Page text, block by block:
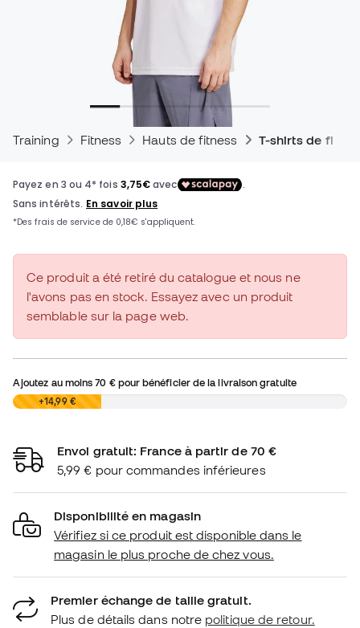
Training Fitness Hauts de fitness T-shirts de
Ce produit a été retiré du catalogue et nous ne
l'avons pas en stock. Essayez avec un produit
semblable sur la page web.
Ajoutez au moins70 €pour bénéficier de la livraison gratuite
0,00 €+14,99 €
Envoi gratuit: France à partir de 70 €
5,99 € pour commandes inférieures
Disponibilité en magasin
Vérifiez si ce produit est disponible dans le
magasin le plus proche de chez vous.
Premier échange de taille gratuit.
Plus de détails dans notre politique de retour.